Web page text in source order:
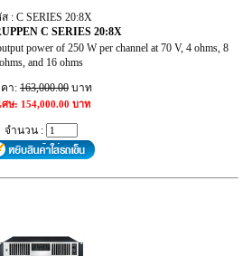
: C SERIES 20:8X
C SERIES 20:8X
power of 250 W per channel at 70 V, 4 ohms, 8
ohms, and 16 ohms
า: 163,000.00 บาท
ศษ: 154,000.00 บาท
จำนวน :